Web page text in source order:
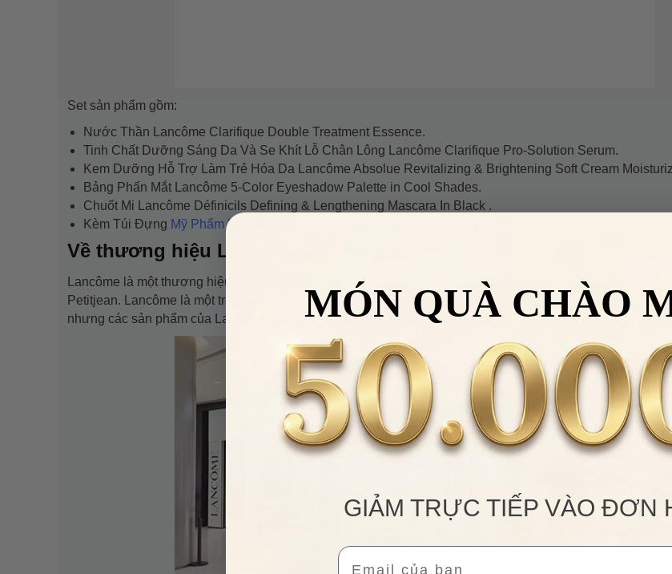
Set sản phẩm gồm:
Nước Thần Lancôme Clarifique Double Treatment Essence.
Tinh Chất Dưỡng Sáng Da Và Se Khít Lỗ Chân Lông Lancôme Clarifique Pro-Solution Serum.
Kem Dưỡng Hỗ Trợ Làm Trẻ Hóa Da Lancôme Absolue Revitalizing & Brightening Soft Cream
Bảng Phấn Mắt Lancôme 5-Color Eyeshadow Palette in Cool Shades.
Chuốt Mi Lancôme Définicils Defining & Lengthening Mascara In Black .
Kèm Túi Đựng Mỹ Phẩm Lancôme
Về thương hiệu Lancôme nổi tiếng
Lancôme là một thương hiệu mỹ phẩm Pháp được thành lập vào năm 1935 bởi nhà sáng chế nước hoa
Petitjean. Lancôme là một trong những thương hiệumỹ phẩm nổi tiếng
của Pháp hiện nay, mặc dù có giá
nhưng các sản phẩm của Lancôme luôn nằm trong top nhữngdòng mỹ phẩm bán chạy trên thị trường.
MÓN QUÀ CHÀO
GIẢM TRỰC TIẾP VÀO ĐƠN
Email